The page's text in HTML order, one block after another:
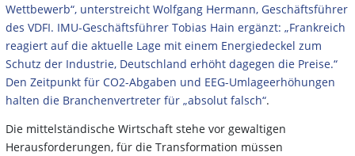
Wettbewerb“, unterstreicht Wolfgang Hermann, Geschäftsführer
des VDFI. IMU-Geschäftsführer Tobias Hain ergänzt: „Frankreich
reagiert auf die aktuelle Lage mit einem Energiedeckel zum
Schutz der Industrie, Deutschland erhöht dagegen die Preise.“
Den Zeitpunkt für CO2-Abgaben und EEG-Umlageerhöhungen
halten die Branchenvertreter für „absolut falsch“.
Die mittelständische Wirtschaft stehe vor gewaltigen
Herausforderungen, für die Transformation müssen